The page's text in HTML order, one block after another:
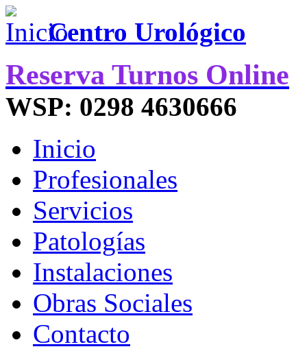
Centro Urológico
Reserva Turnos Online
WSP: 0298 4630666
Inicio
Profesionales
Servicios
Patologías
Instalaciones
Obras Sociales
Contacto